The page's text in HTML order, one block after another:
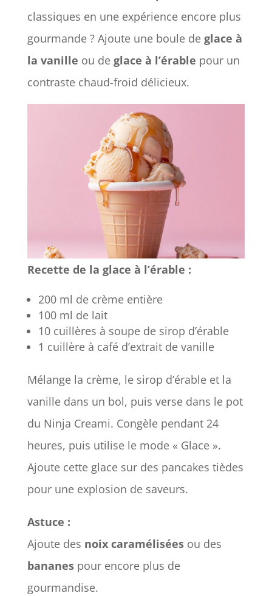
classiques en une expérience encore plus
gourmande ? Ajoute une boule de glace à
la vanille ou de glace à l’érable pour un
contraste chaud-froid délicieux.
Recette de la glace à l’érable :
200 ml de crème entière
100 ml de lait
10 cuillères à soupe de sirop d’érable
1 cuillère à café d’extrait de vanille
Mélange la crème, le sirop d’érable et la
vanille dans un bol, puis verse dans le pot
du Ninja Creami. Congèle pendant 24
heures, puis utilise le mode « Glace ».
Ajoute cette glace sur des pancakes tièdes
pour une explosion de saveurs.
Astuce :
Ajoute des noix caraméliséesou des
bananespour encore plus de
gourmandise.